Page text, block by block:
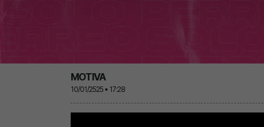
MOTIVA
10/01/2525 • 17:28